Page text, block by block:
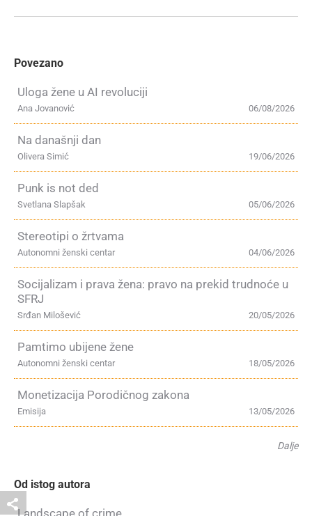
Povezano
Uloga žene u AI revoluciji
06/08/2026
Ana Jovanović
Na današnji dan
19/06/2026
Olivera Simić
Punk is not ded
05/06/2026
Svetlana Slapšak
Stereotipi o žrtvama
04/06/2026
Autonomni ženski centar
Socijalizam i prava žena: pravo na prekid trudnoće u
SFRJ
20/05/2026
Srđan Milošević
Pamtimo ubijene žene
18/05/2026
Autonomni ženski centar
Monetizacija Porodičnog zakona
13/05/2026
Emisija
Dalje
Od istog autora
Landscape of crime